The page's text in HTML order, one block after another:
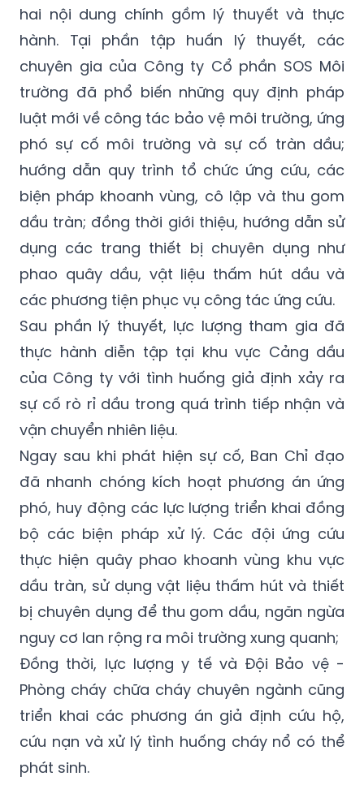
hai nội dung chính gồm lý thuyết và thực
hành. Tại phần tập huấn lý thuyết, các
chuyên gia của Công ty Cổ phần SOS Môi
trường đã phổ biến những quy định pháp
luật mới về công tác bảo vệ môi trường, ứng
phó sự cố môi trường và sự cố tràn dầu;
hướng dẫn quy trình tổ chức ứng cứu, các
biện pháp khoanh vùng, cô lập và thu gom
dầu tràn; đồng thời giới thiệu, hướng dẫn sử
dụng các trang thiết bị chuyên dụng như
phao quây dầu, vật liệu thấm hút dầu và
các phương tiện phục vụ công tác ứng cứu.
Sau phần lý thuyết, lực lượng tham gia đã
thực hành diễn tập tại khu vực Cảng dầu
của Công ty với tình huống giả định xảy ra
sự cố rò rỉ dầu trong quá trình tiếp nhận và
vận chuyển nhiên liệu.
Ngay sau khi phát hiện sự cố, Ban Chỉ đạo
đã nhanh chóng kích hoạt phương án ứng
phó, huy động các lực lượng triển khai đồng
bộ các biện pháp xử lý. Các đội ứng cứu
thực hiện quây phao khoanh vùng khu vực
dầu tràn, sử dụng vật liệu thấm hút và thiết
bị chuyên dụng để thu gom dầu, ngăn ngừa
nguy cơ lan rộng ra môi trường xung quanh;
Đồng thời, lực lượng y tế và Đội Bảo vệ -
Phòng cháy chữa cháy chuyên ngành cũng
triển khai các phương án giả định cứu hộ,
cứu nạn và xử lý tình huống cháy nổ có thể
phát sinh.